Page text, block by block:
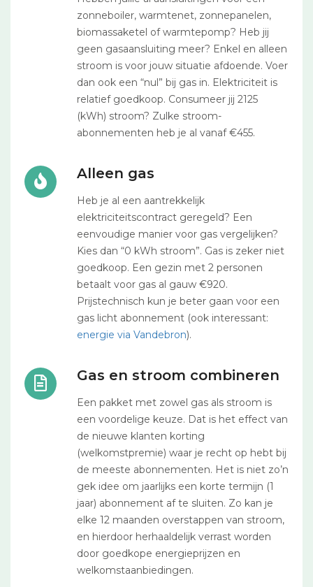
zonneboiler, warmtenet, zonnepanelen,
biomassaketel of warmtepomp? Heb jij
geen gasaansluiting meer? Enkel en alleen
stroom is voor jouw situatie afdoende. Voer
dan ook een “nul” bij gas in. Elektriciteit is
relatief goedkoop. Consumeer jij 2125
(kWh) stroom? Zulke stroom-
abonnementen heb je al vanaf €455.
Alleen gas
Heb je al een aantrekkelijk
elektriciteitscontract geregeld? Een
eenvoudige manier voor gas vergelijken?
Kies dan “0 kWh stroom”. Gas is zeker niet
goedkoop. Een gezin met 2 personen
betaalt voor gas al gauw €920.
Prijstechnisch kun je beter gaan voor een
gas licht abonnement (ook interessant:
energie via Vandebron).
Gas en stroom combineren
Een pakket met zowel gas als stroom is
een voordelige keuze. Dat is het effect van
de nieuwe klanten korting
(welkomstpremie) waar je recht op hebt bij
de meeste abonnementen. Het is niet zo’n
gek idee om jaarlijks een korte termijn (1
jaar) abonnement af te sluiten. Zo kan je
elke 12 maanden overstappen van stroom,
en hierdoor herhaaldelijk verrast worden
door goedkope energieprijzen en
welkomstaanbiedingen.